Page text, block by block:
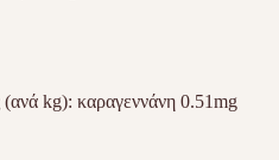
(ανά kg): καραγεννάνη 0.51mg